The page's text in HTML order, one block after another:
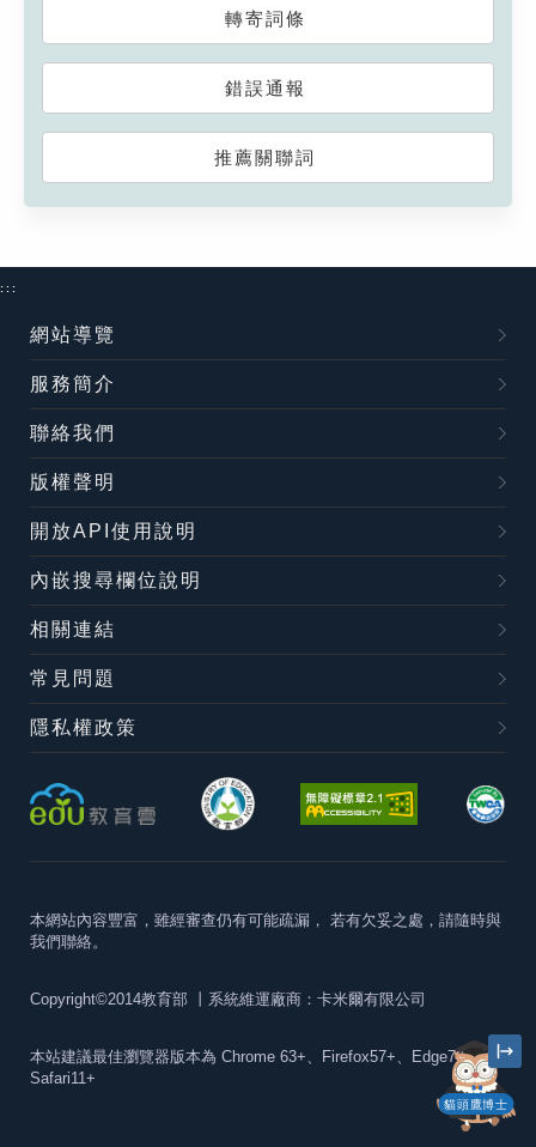
轉寄詞條
錯誤通報
推薦關聯詞
貓頭鷹博士
:::
網站導覽
服務簡介
聯絡我們
版權聲明
開放API使用說明
內嵌搜尋欄位說明
相關連結
常見問題
隱私權政策
本網站內容豐富，雖經審查仍有可能疏漏， 若有欠妥之處，請隨時與
我們聯絡。
Copyright©2014教育部 丨系統維運廠商：卡米爾有限公司
本站建議最佳瀏覽器版本為 Chrome 63+、Firefox57+、Edge79+及
Safari11+